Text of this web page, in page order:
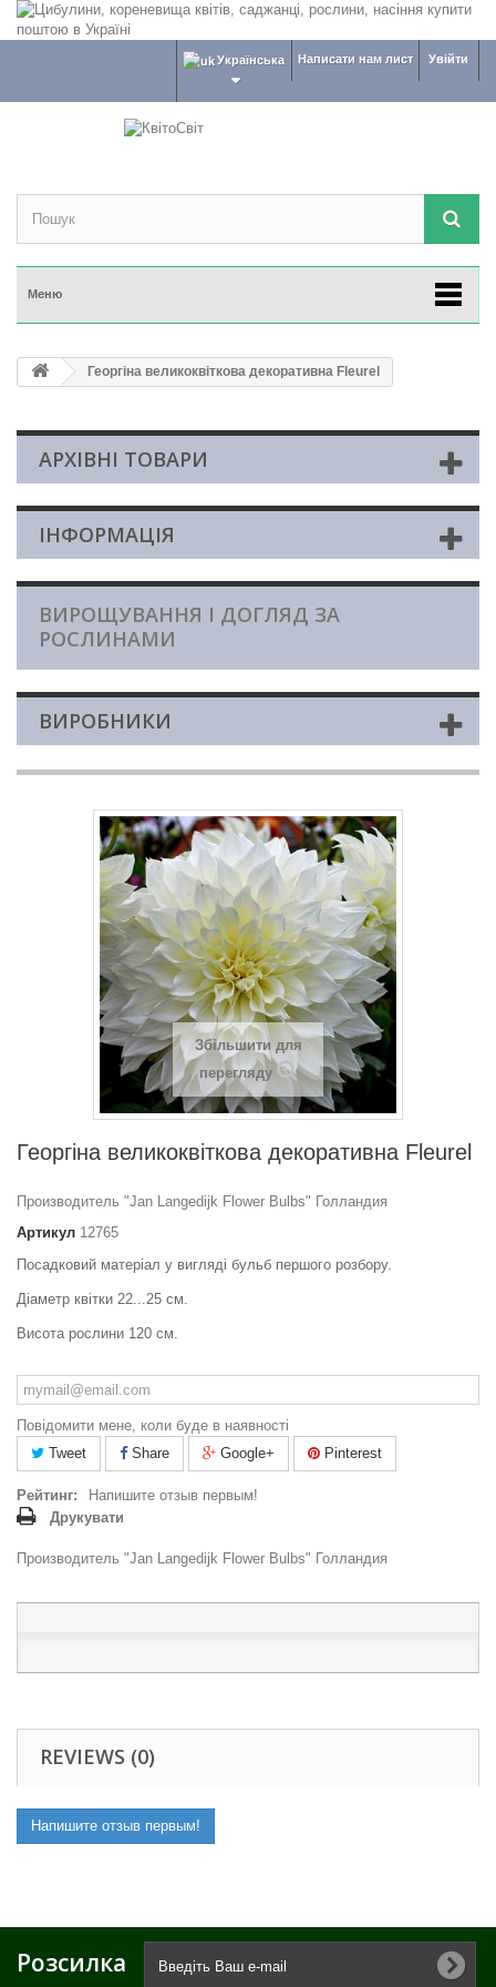
Увійти
Написати нам лист
Українська
Меню
Георгіна великоквіткова декоративна Fleurel
АРХІВНІ ТОВАРИ
ІНФОРМАЦІЯ
ВИРОЩУВАННЯ І ДОГЛЯД ЗА
РОСЛИНАМИ
ВИРОБНИКИ
Збільшити для
перегляду
Георгіна великоквіткова декоративна Fleurel
Производитель "Jan Langedijk Flower Bulbs" Голландия
Артикул 12765
Посадковий матеріал у вигляді бульб першого розбору.
Діаметр квітки 22...25 см.
Висота рослини 120 см.
Повідомити мене, коли буде в наявності
Tweet
Share Google+ Pinterest
Рейтинг:
Напишите отзыв первым!
Друкувати
Производитель "Jan Langedijk Flower Bulbs" Голландия
REVIEWS (0)
Напишите отзыв первым!
Розсилка